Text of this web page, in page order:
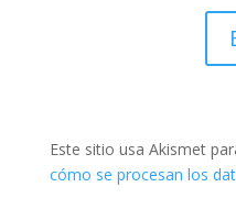
Este sitio usa Akismet
cómo se procesan los